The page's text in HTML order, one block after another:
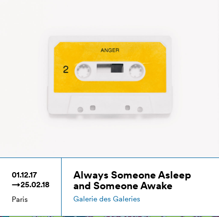
01.12.17
→25.02.18
Paris
Always Someone Asleep
and Someone Awake
Galerie des Galeries